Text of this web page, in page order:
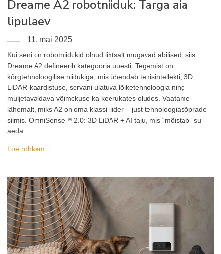
Dreame A2 robotniiduk: Targa aia
lipulaev
11. mai 2025
Kui seni on robotniidukid olnud lihtsalt mugavad abilised, siis
Dreame A2 defineerib kategooria uuesti. Tegemist on
kõrgtehnoloogilise niidukiga, mis ühendab tehisintellekti, 3D
LiDAR-kaardistuse, servani ulatuva lõiketehnoloogia ning
muljetavaldava võimekuse ka keerukates oludes. Vaatame
lähemalt, miks A2 on oma klassi liider – just tehnoloogiasõprade
silmis. OmniSense™ 2.0: 3D LiDAR + AI taju, mis “mõistab” su
aeda …
Loe rohkem